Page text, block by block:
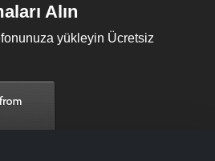
Alın
yükleyin Ücretsiz